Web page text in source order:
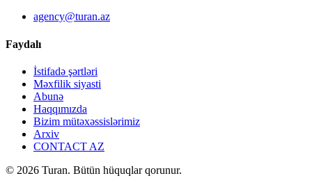
agency@turan.az
Faydalı
İstifadə şərtləri
Məxfilik siyasti
Abunə
Haqqımızda
Bizim mütəxəssislərimiz
Arxiv
CONTACT AZ
© 2026 Turan. Bütün hüquqlar qorunur.